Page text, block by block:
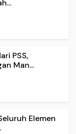
PSS,
Man...
Elemen